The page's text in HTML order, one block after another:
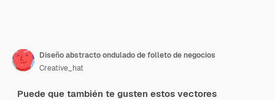
Diseño abstracto ondulado de folleto de negocios
Creative_hat
Puede que también te gusten estos vectores